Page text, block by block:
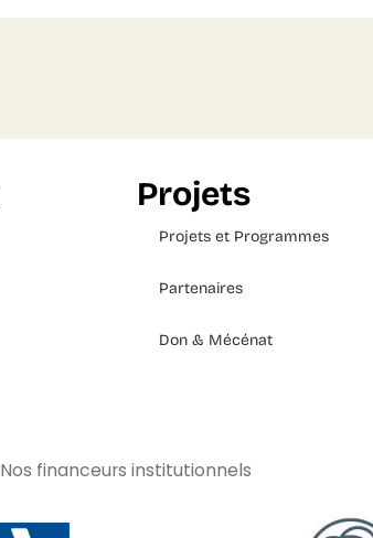
Projets
Projets et Programmes
Partenaires
Don & Mécénat
Nos financeurs institutionnels